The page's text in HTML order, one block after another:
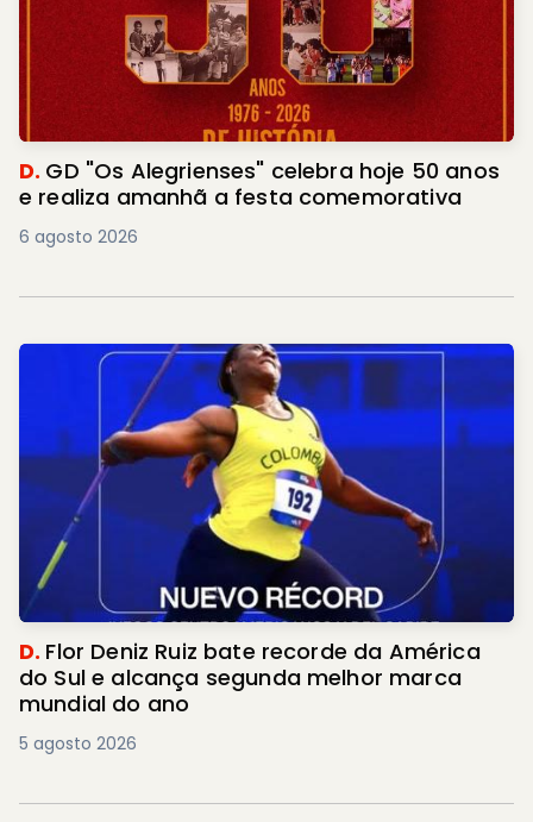
D. GD "Os Alegrienses" celebra hoje 50 anos
e realiza amanhã a festa comemorativa
6 agosto 2026
D. Flor Deniz Ruiz bate recorde da América
do Sul e alcança segunda melhor marca
mundial do ano
5 agosto 2026